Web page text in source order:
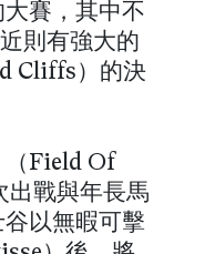
賽，其中不
則有強大的
Cliffs）的決
（Field Of
出戰與年長馬
以無暇可擊